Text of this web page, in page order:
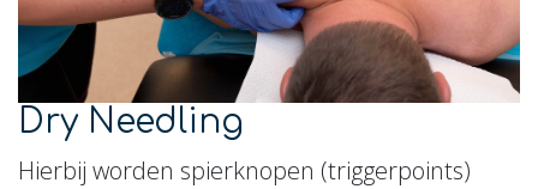
Dry Needling
Hierbij worden spierknopen (triggerpoints)